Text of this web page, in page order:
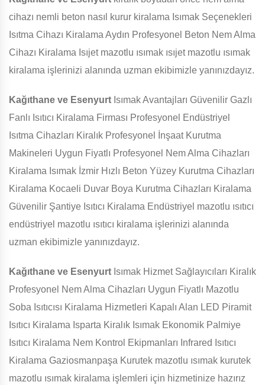
cihazı nemli beton nasıl kurur kiralama Isımak Seçenekleri
Isıtma Cihazı Kiralama Aydın Profesyonel Beton Nem Alma
Cihazı Kiralama Isıjet mazotlu ısımak ısıjet mazotlu ısımak
kiralama işlerinizi alanında uzman ekibimizle yanınızdayız.
Kağıthane ve Esenyurt Isımak Avantajları Güvenilir Gazlı
Fanlı Isıtıcı Kiralama Firması Profesyonel Endüstriyel
Isıtma Cihazları Kiralık Profesyonel İnşaat Kurutma
Makineleri Uygun Fiyatlı Profesyonel Nem Alma Cihazları
Kiralama Isımak İzmir Hızlı Beton Yüzey Kurutma Cihazları
Kiralama Kocaeli Duvar Boya Kurutma Cihazları Kiralama
Güvenilir Şantiye Isıtıcı Kiralama Endüstriyel mazotlu ısıtıcı
endüstriyel mazotlu ısıtıcı kiralama işlerinizi alanında
uzman ekibimizle yanınızdayız.
Kağıthane ve Esenyurt Isımak Hizmet Sağlayıcıları Kiralık
Profesyonel Nem Alma Cihazları Uygun Fiyatlı Mazotlu
Soba Isıtıcısı Kiralama Hizmetleri Kapalı Alan LED Piramit
Isıtıcı Kiralama Isparta Kiralık Isımak Ekonomik Palmiye
Isıtıcı Kiralama Nem Kontrol Ekipmanları Infrared Isıtıcı
Kiralama Gaziosmanpaşa Kurutek mazotlu ısımak kurutek
mazotlu ısımak kiralama işlemleri için hizmetinize hazırız